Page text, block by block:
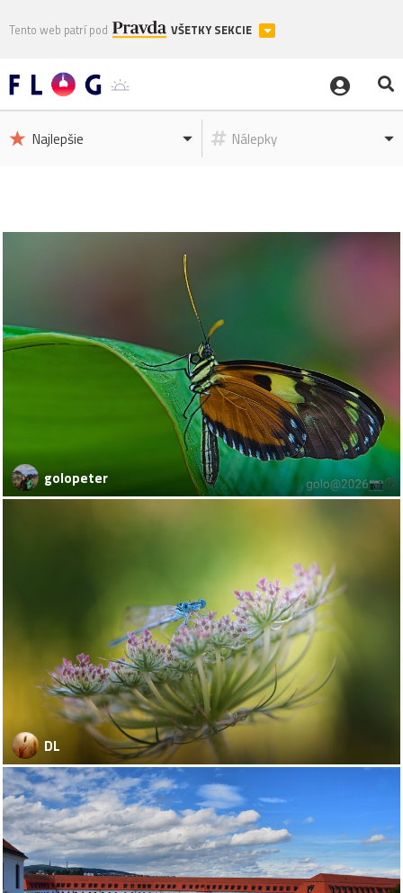
Tento web patrí pod VŠETKY SEKCIE
Najlepšie Nálepky
golopeter
DL